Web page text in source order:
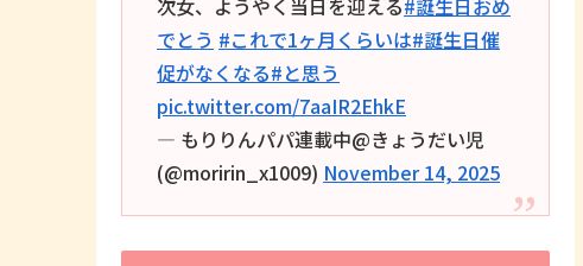
でとう #これで1ヶ月くらいは#誕生日催
促がなくなる#と思う
pic.twitter.com/7aaIR2EhkE
— もりりんパパ連載中@きょうだい児
(@moririn_x1009) November 14, 2025